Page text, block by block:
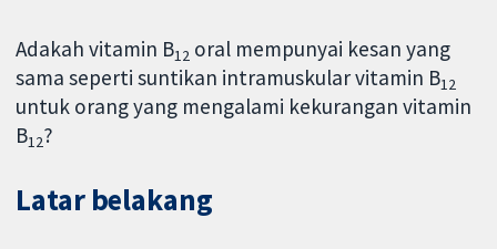
Adakah vitamin B12 oral mempunyai kesan yang
sama seperti suntikan intramuskular vitamin B12
untuk orang yang mengalami kekurangan vitamin
B12?
Latar belakang